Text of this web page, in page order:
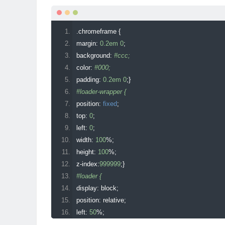
.chromeframe {
margin: 0.2em 0;
background: #ccc;
color: #000;
padding: 0.2em 0;}
#loader-wrapper {
position: fixed;
top: 0;
left: 0;
width: 100%;
height: 100%;
z-index:999999;}
#loader {
display: block;
position: relative;
left: 50%;